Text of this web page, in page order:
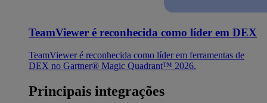
TeamViewer é reconhecida como líder em DEX
TeamViewer é reconhecida como líder em ferramentas de
DEX no Gartner® Magic Quadrant™ 2026.
Principais integrações